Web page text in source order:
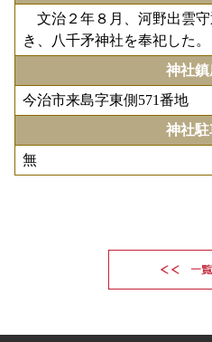
文治２年８月、河野出雲
き、八千矛神社を奉祀した。
神社
今治市来島字東側571番地
神社
無